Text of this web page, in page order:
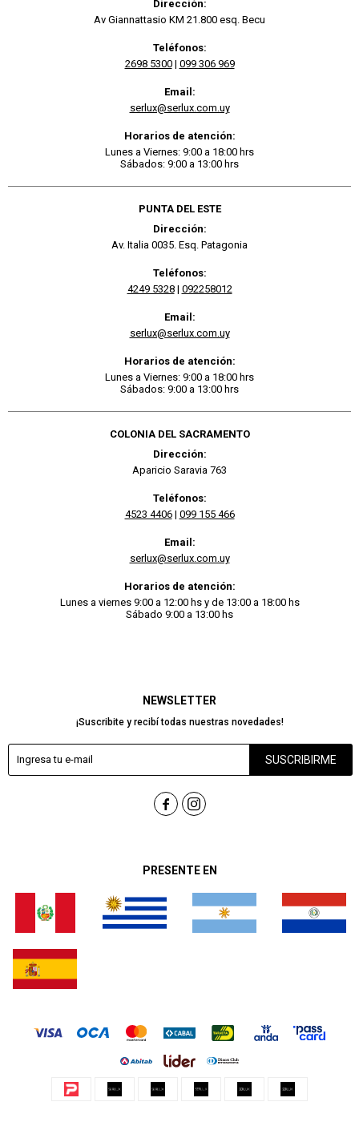
PRESENTE EN
NEWSLETTER
¡Suscribite y recibí todas nuestras novedades!
SUSCRIBIRME
 
Dirección:
Av Giannattasio KM 21.800 esq. Becu
Teléfonos:
2698 5300| 099 306 969
Email:
serlux@serlux.com.uy
Horarios de atención:
Lunes a Viernes: 9:00 a 18:00 hrs
Sábados: 9:00 a 13:00 hrs
PUNTA DEL ESTE
Dirección:
Av. Italia 0035. Esq. Patagonia
Teléfonos:
4249 5328| 092258012
Email:
serlux@serlux.com.uy
Horarios de atención:
Lunes a Viernes: 9:00 a 18:00 hrs
Sábados: 9:00 a 13:00 hrs
COLONIA DEL SACRAMENTO
Dirección:
Aparicio Saravia 763
Teléfonos:
4523 4406| 099 155 466
Email:
serlux@serlux.com.uy
Horarios de atención:
Lunes a viernes 9:00 a 12:00 hs y de 13:00 a 18:00 hs
Sábado 9:00 a 13:00 hs